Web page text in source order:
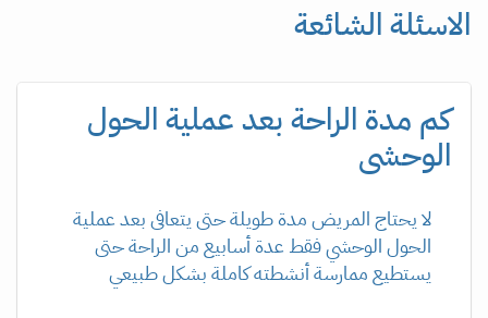
الاسئلة الشائعة
كم مدة الراحة بعد عملية الحول
الوحشى
لا يحتاج المريض مدة طويلة حتى يتعافى بعد عملية
الحول الوحشي فقط عدة أسابيع من الراحة حتى
يستطيع ممارسة أنشطته كاملة بشكل طبيعي